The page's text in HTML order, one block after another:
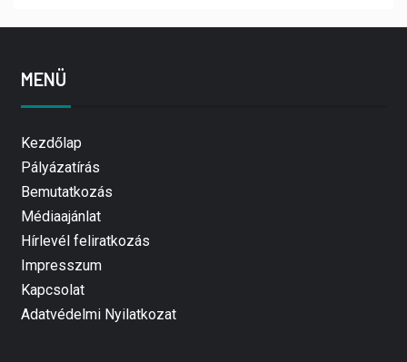
MENÜ
Kezdőlap
Pályázatírás
Bemutatkozás
Médiaajánlat
Hírlevél feliratkozás
Impresszum
Kapcsolat
Adatvédelmi Nyilatkozat